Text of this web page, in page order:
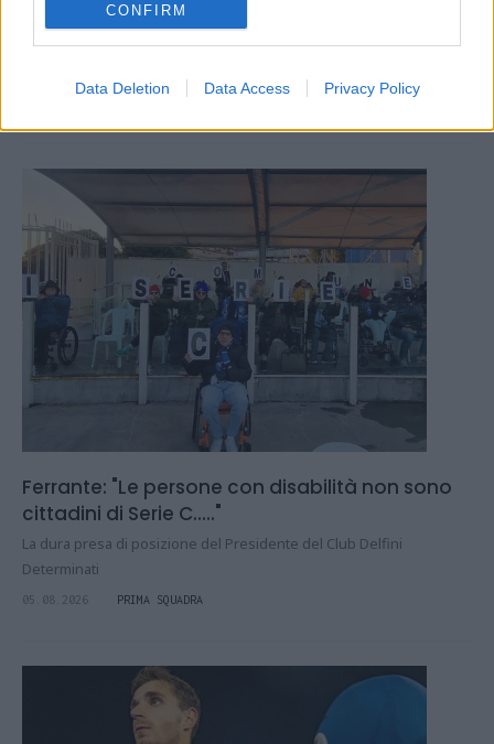
CONFIRM
Data Deletion Data Access Privacy Policy
Il presidente Sebastiani è diventato di nuovo
nonno
Ferrante: "Le persone con disabilità non sono
cittadini di Serie C....."
La dura presa di posizione del Presidente del Club Delfini
Determinati
05.08.2026 PRIMA SQUADRA